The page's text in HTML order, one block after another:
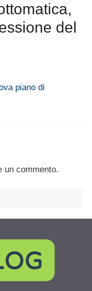
del
piano di
un commento.